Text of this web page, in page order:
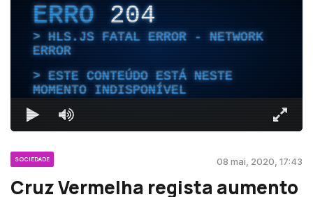
ERRO204
HLS.JS FATAL ERROR - NETWORK
ERROR
ESTE CONTEÚDO ESTÁ NESTE
MOMENTO INDISPONÍVEL
SOCIEDADE 08 mai, 2020, 17:43
Cruz Vermelha regista aumento